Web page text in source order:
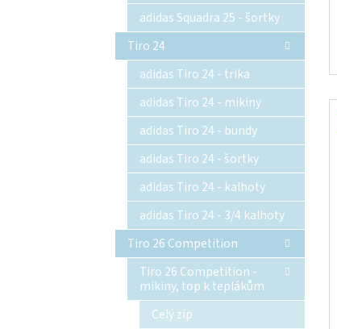
adidas Squadra 25 - šortky
Tiro 24
adidas Tiro 24 - trika
adidas Tiro 24 - mikiny
adidas Tiro 24 - bundy
adidas Tiro 24 - šortky
adidas Tiro 24 - kalhoty
adidas Tiro 24 - 3/4 kalhoty
Tiro 26 Competition
Tiro 26 Competition -
mikiny, top k teplákům
Celý zip